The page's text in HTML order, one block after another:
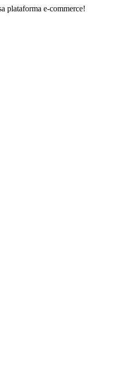
e-commerce!